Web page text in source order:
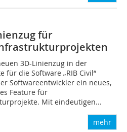
für
3D-Linienzug in der
für die Software „RIB Civil“
Softwareentwickler ein neues,
Feature für
Mit eindeutigen...
mehr